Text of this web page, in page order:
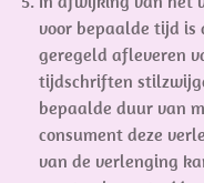
voor bepaalde tijd
geregeld afleveren
tijdschriften
bepaalde duur van
consument deze
van de verlenging